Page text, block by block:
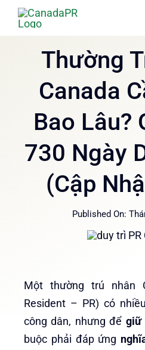
Skip
Trang chủ
Dịch vụ
Về chúng tôi
Trang chủ
Dịch vụ
Về chúng tôi
Thường
Canada
Bao Lâu?
730 Ngày
(Cập
Published On:
Một thường trú nhân
Resident – PR) có
công dân, nhưng để giữ
buộc phải đáp ứng